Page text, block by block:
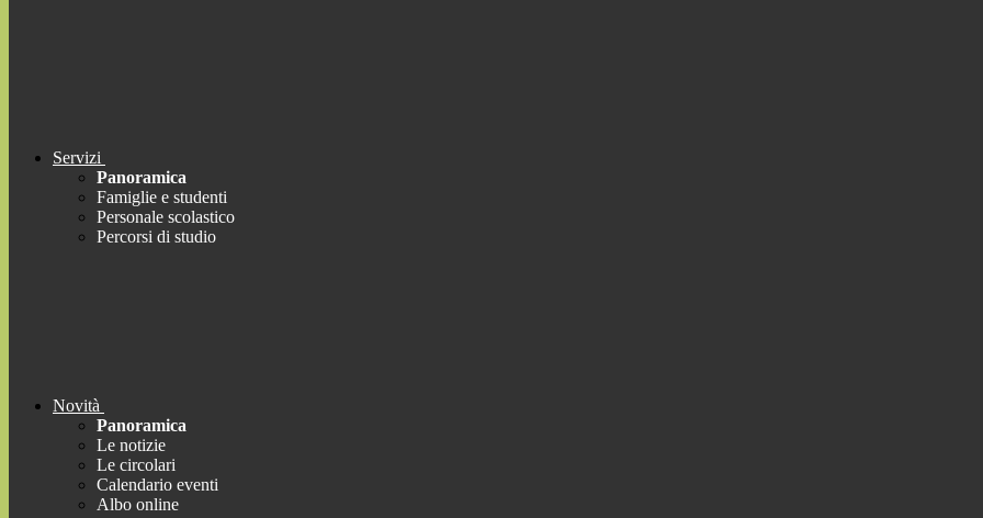
Servizi
Panoramica
Famiglie e studenti
Personale scolastico
Percorsi di studio
Novità
Panoramica
Le notizie
Le circolari
Calendario eventi
Albo online